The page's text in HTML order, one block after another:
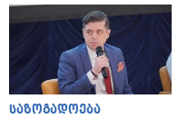
საზოგადოება